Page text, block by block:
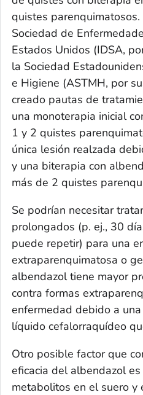
quistes
Sociedad de
Estados Unidos (IDSA,
la Sociedad
e Higiene (ASTMH, por
creado pautas de
una monoterapia inicial
1 y 2 quistes
única lesión realzada
y una biterapia con
más de 2 quistes
Se podrían necesitar
prolongados (p. ej., 30
puede repetir) para una
extraparenquimatosa o
albendazol tiene mayor
contra formas
enfermedad debido a
líquido cefalorraquídeo
Otro posible factor que
eficacia del albendazol
metabolitos en el suero y